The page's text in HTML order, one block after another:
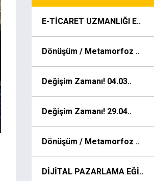
E-TİCARET UZMANLIĞI E..
Dönüşüm / Metamorfoz ..
Değişim Zamanı! 04.03..
Değişim Zamanı! 29.04..
Dönüşüm / Metamorfoz ..
DİJİTAL PAZARLAMA EĞİ..